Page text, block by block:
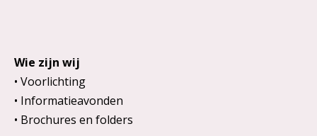
Wie zijn wij
Voorlichting
Informatieavonden
Brochures en folders